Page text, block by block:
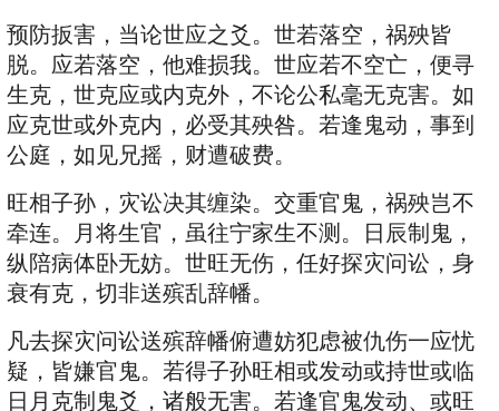
预防扳害，当论世应之爻。世若落空，祸殃皆
脱。应若落空，他难损我。世应若不空亡，便寻
生克，世克应或内克外，不论公私毫无克害。如
应克世或外克内，必受其殃咎。若逢鬼动，事到
公庭，如见兄摇，财遭破费。
旺相子孙，灾讼决其缠染。交重官鬼，祸殃岂不
牵连。月将生官，虽往宁家生不测。日辰制鬼，
纵陪病体卧无妨。世旺无伤，任好探灾问讼，身
衰有克，切非送殡乱辞幡。
凡去探灾问讼送殡辞幡俯遭妨犯虑被仇伤一应忧
疑，皆嫌官鬼。若得子孙旺相或发动或持世或临
日月克制鬼爻，诸般无害。若逢官鬼发动、或旺